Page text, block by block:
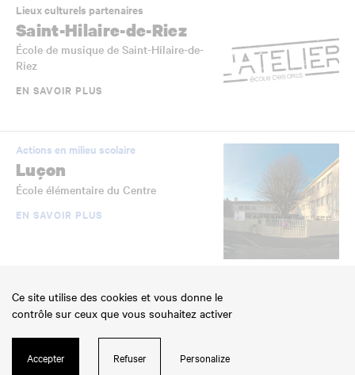
Lieux culturels partenaires
Saint-Hilaire-de-Riez
École de musique de Saint-Hilaire-de-
Riez
EN SAVOIR PLUS
Actions en milieu scolaire
Luçon
École élémentaire du Centre
EN SAVOIR PLUS
Établissements scolaires jumelés
La Roche-sur-Yon
EN SAVOIR PLUS
Ce site utilise des cookies et vous donne le
contrôle sur ceux que vous souhaitez activer
Accepter Refuser Personalize